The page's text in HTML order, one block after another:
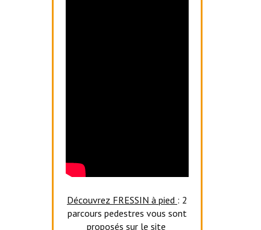
Découvrez FRESSIN à pied : 2
parcours pedestres vous sont
proposés sur le site